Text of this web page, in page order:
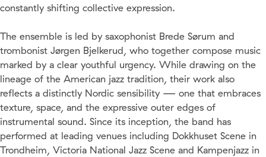
constantly shifting collective expression.
The ensemble is led by saxophonist Brede Sørum and
trombonist Jørgen Bjelkerud, who together compose music
marked by a clear youthful urgency. While drawing on the
lineage of the American jazz tradition, their work also
reflects a distinctly Nordic sensibility — one that embraces
texture, space, and the expressive outer edges of
instrumental sound. Since its inception, the band has
performed at leading venues including Dokkhuset Scene in
Trondheim, Victoria National Jazz Scene and Kampenjazz in